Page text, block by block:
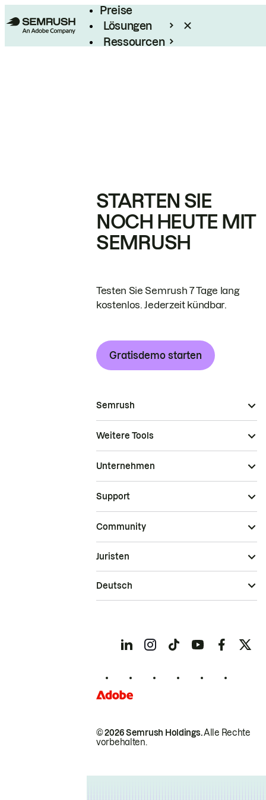
Preise
Lösungen
Ressourcen
STARTEN SIE
NOCH HEUTE MIT
SEMRUSH
Testen Sie Semrush 7 Tage lang
kostenlos. Jederzeit kündbar.
Gratisdemo starten
Semrush
Weitere Tools
Unternehmen
Support
Community
© 2026 Semrush Holdings.Alle Rechte
vorbehalten.
Juristen
Deutsch